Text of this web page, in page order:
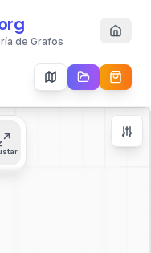
de Grafos